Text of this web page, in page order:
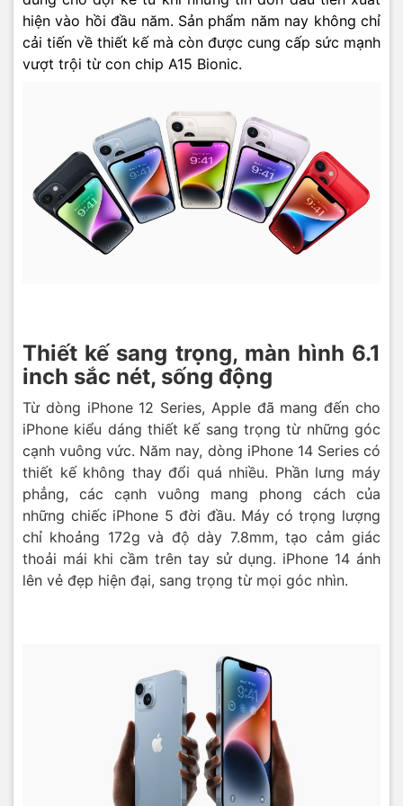
hiện vào hồi đầu năm. Sản phẩm năm nay không chỉ
cải tiến về thiết kế mà còn được cung cấp sức mạnh
vượt trội từ con chip A15 Bionic.
Thiết kế sang trọng, màn hình 6.1
inch sắc nét, sống động
Từ dòng iPhone 12 Series, Apple đã mang đến cho
iPhone kiểu dáng thiết kế sang trọng từ những góc
cạnh vuông vức. Năm nay, dòng iPhone 14 Series có
thiết kế không thay đổi quá nhiều. Phần lưng máy
phẳng, các cạnh vuông mang phong cách của
những chiếc iPhone 5 đời đầu. Máy có trọng lượng
chỉ khoảng 172g và độ dày 7.8mm, tạo cảm giác
thoải mái khi cầm trên tay sử dụng. iPhone 14 ánh
lên vẻ đẹp hiện đại, sang trọng từ mọi góc nhìn.
Với cụm camera kép này, iPhone 14 có thể cải thiện chất
lượng chụp hình ở mọi chế độ: chụp chân dung, xóa
lượng 4K, HD 1080P,..., giúp người dùng ghi lại mọi
khoảnh khắc đáng nhớ trong cuộc sống. Với chiếc iPhone
14, bạn có thể thỏa sức sáng tạo chụp những bức ảnh ở
đa chế độ, hiệu ứng phong phú. Mặt trước của điện thoại
là camera selfie 12MP, giúp người dùng chụp những bức
ảnh “tự sướng” hoặc tham gia vào những cuộc họp trực
tuyến, cuộc gọi video với chất lượng tốt nhất.